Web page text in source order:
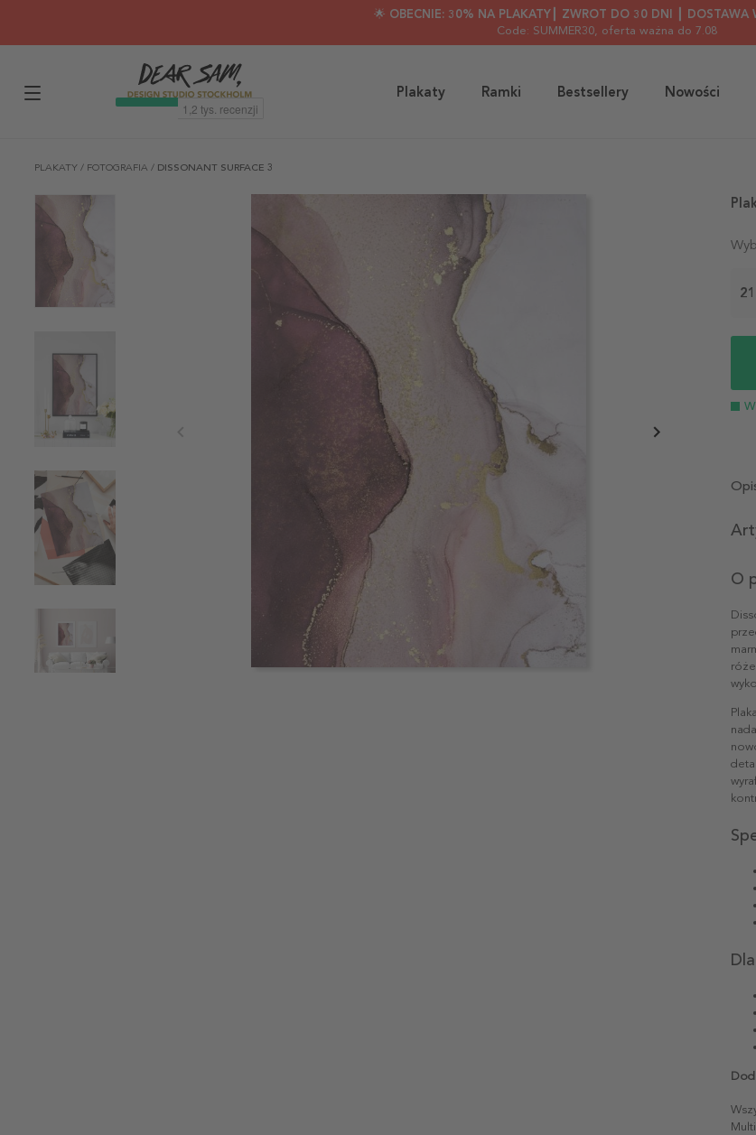
🌟 OBECNIE: 30% NA PLAKATY┃ ZWROT DO 30 DNI ┃ DOSTAWA
Code: SUMMER30, oferta ważna do 7.08
Plakaty Ramki Bestsellery Nowości
PLAKATY / FOTOGRAFIA / DISSONANT SURFACE 3
O